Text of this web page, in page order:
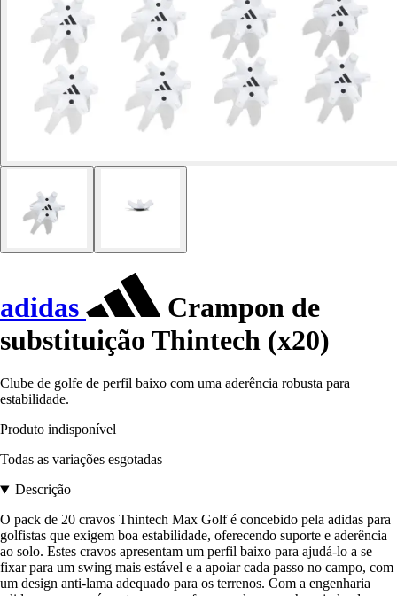
adidas
Crampon de
substituição Thintech (x20)
Clube de golfe de perfil baixo com uma aderência robusta para
estabilidade.
Produto indisponível
Todas as variações esgotadas
Descrição
O pack de 20 cravos Thintech Max Golf é concebido pela adidas para
golfistas que exigem boa estabilidade, oferecendo suporte e aderência
ao solo. Estes cravos apresentam um perfil baixo para ajudá-lo a se
fixar para um swing mais estável e a apoiar cada passo no campo, com
um design anti-lama adequado para os terrenos. Com a engenharia